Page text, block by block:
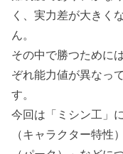
く、実力差が大きく
ん。
その中で勝つために
ぞれ能力値が異なっ
す。
今回は「ミシン工」
（キャラクター特性